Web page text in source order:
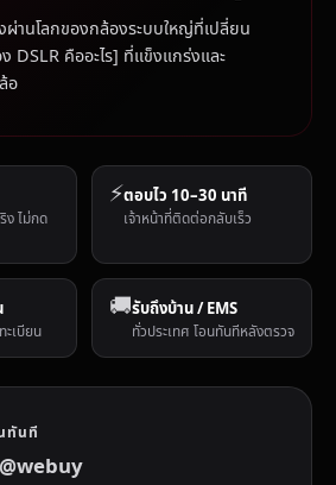
ผ่านโลกของกล้องระบบใหญ่ที่เปลี่ยน
DSLR คืออะไร] ที่แข็งแกร่งและ
อ
ง ไม่กด
⚡ตอบไว 10–30 นาที
เจ้าหน้าที่ติดต่อกลับเร็ว
เบียน
🚚รับถึงบ้าน / EMS
ทั่วประเทศ โอนทันทีหลังตรวจ
ทันที